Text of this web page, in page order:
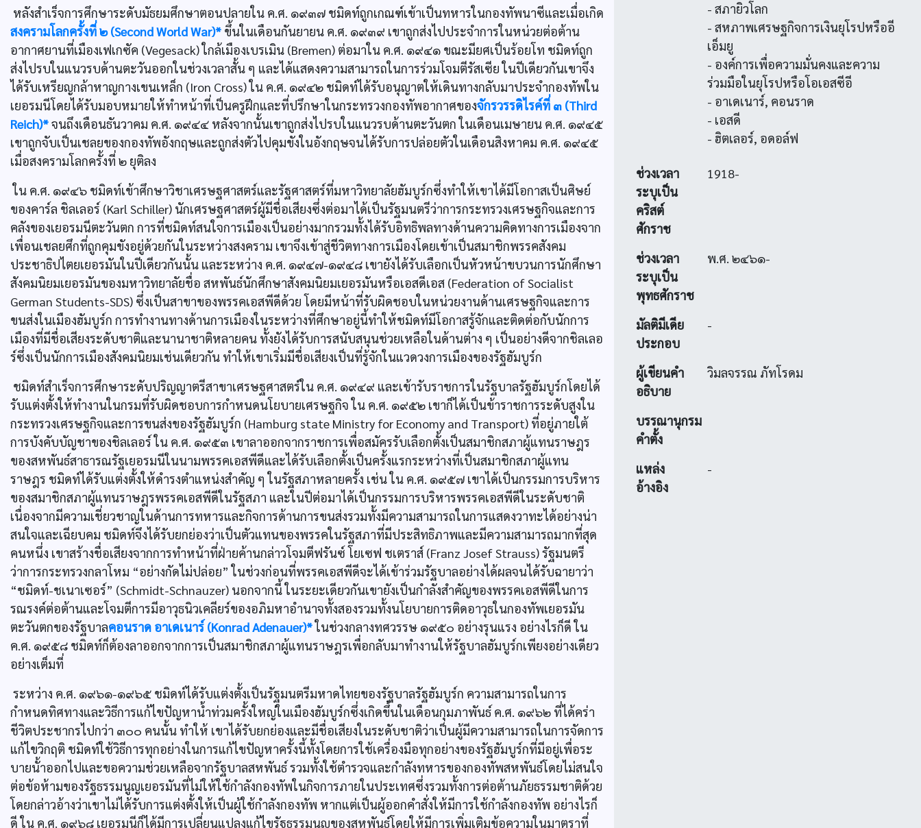
หลังสำเร็จการศึกษาระดับมัธยมศึกษาตอนปลายใน ค.ศ. ๑๙๓๗ ชมิดท์ถูกเกณฑ์เข้าเป็นทหารในกองทัพนาซีและเมื่อเกิด
สงครามโลกครั้งที่ ๒ (Second World War)* ขึ้นในเดือนกันยายน ค.ศ. ๑๙๓๙ เขาถูกส่งไปประจำการในหน่วยต่อต้าน
อากาศยานที่เมืองเฟเกซัค (Vegesack) ใกล้เมืองเบรเมิน (Bremen) ต่อมาใน ค.ศ. ๑๙๔๑ ขณะมียศเป็นร้อยโท ชมิดท์ถูก
ส่งไปรบในแนวรบด้านตะวันออกในช่วงเวลาสั้น ๆ และได้แสดงความสามารถในการร่วมโจมตีรัสเซีย ในปีเดียวกันเขาจึง
ได้รับเหรียญกล้าหาญกางเขนเหล็ก (Iron Cross) ใน ค.ศ. ๑๙๔๒ ชมิดท์ได้รับอนุญาตให้เดินทางกลับมาประจำกองทัพใน
เยอรมนีโดยได้รับมอบหมายให้ทำหน้าที่เป็นครูฝึกและที่ปรึกษาในกระทรวงกองทัพอากาศของจักรวรรดิไรค์ที่ ๓ (Third
Reich)*จนถึงเดือนธันวาคม ค.ศ. ๑๙๔๔ หลังจากนั้นเขาถูกส่งไปรบในแนวรบด้านตะวันตก ในเดือนเมษายน ค.ศ. ๑๙๔๕
เขาถูกจับเป็นเชลยของกองทัพอังกฤษและถูกส่งตัวไปคุมขังในอังกฤษจนได้รับการปล่อยตัวในเดือนสิงหาคม ค.ศ. ๑๙๔๕
เมื่อสงครามโลกครั้งที่ ๒ ยุติลง
ใน ค.ศ. ๑๙๔๖ ชมิดท์เข้าศึกษาวิชาเศรษฐศาสตร์และรัฐศาสตร์ที่มหาวิทยาลัยฮัมบูร์กซึ่งทำให้เขาได้มีโอกาสเป็นศิษย์
ของคาร์ล ชิลเลอร์ (Karl Schiller) นักเศรษฐศาสตร์ผู้มีชื่อเสียงซึ่งต่อมาได้เป็นรัฐมนตรีว่าการกระทรวงเศรษฐกิจและการ
คลังของเยอรมนีตะวันตก การที่ชมิดท์สนใจการเมืองเป็นอย่างมากรวมทั้งได้รับอิทธิพลทางด้านความคิดทางการเมืองจาก
เพื่อนเชลยศึกที่ถูกคุมขังอยู่ด้วยกันในระหว่างสงคราม เขาจึงเข้าสู่ชีวิตทางการเมืองโดยเข้าเป็นสมาชิกพรรคสังคม
ประชาธิปไตยเยอรมันในปีเดียวกันนั้น และระหว่าง ค.ศ. ๑๙๔๗-๑๙๔๘ เขายังได้รับเลือกเป็นหัวหน้าขบวนการนักศึกษา
สังคมนิยมเยอรมันของมหาวิทยาลัยชื่อ สหพันธ์นักศึกษาสังคมนิยมเยอรมันหรือเอสดีเอส (Federation of Socialist
German Students-SDS) ซึ่งเป็นสาขาของพรรคเอสพีดีด้วย โดยมีหน้าที่รับผิดชอบในหน่วยงานด้านเศรษฐกิจและการ
ขนส่งในเมืองฮัมบูร์ก การทำงานทางด้านการเมืองในระหว่างที่ศึกษาอยู่นี้ทำให้ชมิดท์มีโอกาสรู้จักและติดต่อกับนักการ
เมืองที่มีชื่อเสียงระดับชาติและนานาชาติหลายคน ทั้งยังได้รับการสนับสนุนช่วยเหลือในด้านต่าง ๆ เป็นอย่างดีจากชิลเลอ
ร์ซึ่งเป็นนักการเมืองสังคมนิยมเช่นเดียวกัน ทำให้เขาเริ่มมีชื่อเสียงเป็นที่รู้จักในแวดวงการเมืองของรัฐฮัมบูร์ก
ชมิดท์สำเร็จการศึกษาระดับปริญญาตรีสาขาเศรษฐศาสตร์ใน ค.ศ. ๑๙๔๙ และเข้ารับราชการในรัฐบาลรัฐฮัมบูร์กโดยได้
รับแต่งตั้งให้ทำงานในกรมที่รับผิดชอบการกำหนดนโยบายเศรษฐกิจ ใน ค.ศ. ๑๙๕๒ เขาก็ได้เป็นข้าราชการระดับสูงใน
กระทรวงเศรษฐกิจและการขนส่งของรัฐฮัมบูร์ก (Hamburg state Ministry for Economy and Transport) ที่อยู่ภายใต้
การบังคับบัญชาของชิลเลอร์ ใน ค.ศ. ๑๙๕๓ เขาลาออกจากราชการเพื่อสมัครรับเลือกตั้งเป็นสมาชิกสภาผู้แทนราษฎร
ของสหพันธ์สาธารณรัฐเยอรมนีในนามพรรคเอสพีดีและได้รับเลือกตั้งเป็นครั้งแรกระหว่างที่เป็นสมาชิกสภาผู้แทน
ราษฎร ชมิดท์ได้รับแต่งตั้งให้ดำรงตำแหน่งสำคัญ ๆ ในรัฐสภาหลายครั้ง เช่น ใน ค.ศ. ๑๙๕๗ เขาได้เป็นกรรมการบริหาร
ของสมาชิกสภาผู้แทนราษฎรพรรคเอสพีดีในรัฐสภา และในปีต่อมาได้เป็นกรรมการบริหารพรรคเอสพีดีในระดับชาติ
เนื่องจากมีความเชี่ยวชาญในด้านการทหารและกิจการด้านการขนส่งรวมทั้งมีความสามารถในการแสดงวาทะได้อย่างน่า
สนใจและเฉียบคม ชมิดท์จึงได้รับยกย่องว่าเป็นตัวแทนของพรรคในรัฐสภาที่มีประสิทธิภาพและมีความสามารถมากที่สุด
คนหนึ่ง เขาสร้างชื่อเสียงจากการทำหน้าที่ฝ่ายค้านกล่าวโจมตีฟรันซ์ โยเซฟ ชเตราส์ (Franz Josef Strauss) รัฐมนตรี
ว่าการกระทรวงกลาโหม “อย่างกัดไม่ปล่อย” ในช่วงก่อนที่พรรคเอสพีดีจะได้เข้าร่วมรัฐบาลอย่างได้ผลจนได้รับฉายาว่า
“ชมิดท์-ชเนาเซอร์” (Schmidt-Schnauzer) นอกจากนี้ ในระยะเดียวกันเขายังเป็นกำลังสำคัญของพรรคเอสพีดีในการ
รณรงค์ต่อต้านและโจมตีการมีอาวุธนิวเคลียร์ของอภิมหาอำนาจทั้งสองรวมทั้งนโยบายการติดอาวุธในกองทัพเยอรมัน
ตะวันตกของรัฐบาลคอนราด อาเดเนาร์ (Konrad Adenauer)*ในช่วงกลางทศวรรษ ๑๙๕๐ อย่างรุนแรง อย่างไรก็ดี ใน
ค.ศ. ๑๙๕๘ ชมิดท์ก็ต้องลาออกจากการเป็นสมาชิกสภาผู้แทนราษฎรเพื่อกลับมาทำงานให้รัฐบาลฮัมบูร์กเพียงอย่างเดียว
อย่างเต็มที่
ระหว่าง ค.ศ. ๑๙๖๑-๑๙๖๕ ชมิดท์ได้รับแต่งตั้งเป็นรัฐมนตรีมหาดไทยของรัฐบาลรัฐฮัมบูร์ก ความสามารถในการ
กำหนดทิศทางและวิธีการแก้ไขปัญหานํ้าท่วมครั้งใหญ่ในเมืองฮัมบูร์กซึ่งเกิดขึ้นในเดือนกุมภาพันธ์ ค.ศ. ๑๙๖๒ ที่ได้คร่า
ชีวิตประชากรไปกว่า ๓๐๐ คนนั้น ทำให้ เขาได้รับยกย่องและมีชื่อเสียงในระดับชาติว่าเป็นผู้มีความสามารถในการจัดการ
แก้ไขวิกฤติ ชมิดท์ใช้วิธีการทุกอย่างในการแก้ไขปัญหาครั้งนี้ทั้งโดยการใช้เครื่องมือทุกอย่างของรัฐฮัมบูร์กที่มีอยู่เพื่อระ
บายนั้าออกไปและขอความช่วยเหลือจากรัฐบาลสหพันธ์ รวมทั้งใช้ตำรวจและกำลังทหารของกองทัพสหพันธ์โดยไม่สนใจ
ต่อข้อห้ามของรัฐธรรมนูญเยอรมันที่ไม่ให้ใช้กำลังกองทัพในกิจการภายในประเทศซึ่งรวมทั้งการต่อต้านภัยธรรมชาติด้วย
โดยกล่าวอ้างว่าเขาไม่ได้รับการแต่งตั้งให้เป็นผู้ใช้กำลังกองทัพ หากแต่เป็นผู้ออกคำสั่งให้มีการใช้กำลังกองทัพ อย่างไรก็
ดี ใน ค.ศ. ๑๙๖๘ เยอรมนีก็ได้มีการเปลี่ยนแปลงแก้ไขรัฐธรรมนูญของสหพันธ์โดยให้มีการเพิ่มเติมข้อความในมาตราที่
- สภายิวโลก
- สหภาพเศรษฐกิจการเงินยุโรปหรืออี
เอ็มยู
- องค์การเพื่อความมั่นคงและความ
ร่วมมือในยุโรปหรือโอเอสซีอี
- อาเดเนาร์, คอนราด
- เอสดี
- ฮิตเลอร์, อดอล์ฟ
ช่วงเวลา
ระบุเป็น
คริสต์
ศักราช
1918-
ช่วงเวลา
ระบุเป็น
พุทธศักราช
พ.ศ. ๒๔๖๑-
มัลติมีเดีย
ประกอบ
-
ผู้เขียนคำ
อธิบาย
วิมลจรรณ ภัทโรดม
บรรณานุกรม
คำตั้ง
แหล่ง
อ้างอิง
-